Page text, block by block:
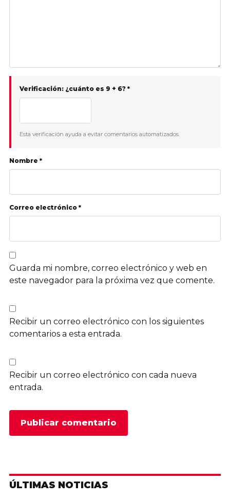
Verificación: ¿cuánto es 9 + 6? *
Esta verificación ayuda a evitar comentarios automatizados.
Nombre *
Correo electrónico *
Guarda mi nombre, correo electrónico y web en
este navegador para la próxima vez que comente.
Recibir un correo electrónico con los siguientes
comentarios a esta entrada.
Recibir un correo electrónico con cada nueva
entrada.
ÚLTIMAS NOTICIAS